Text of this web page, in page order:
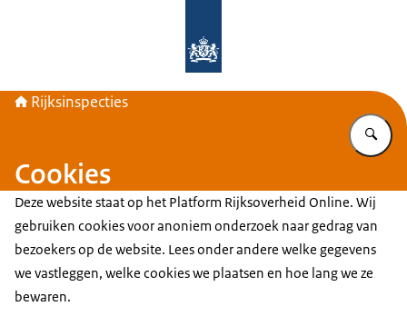
Rijksinspecties
Cookies
Deze website staat op het Platform Rijksoverheid Online. Wij
gebruiken cookies voor anoniem onderzoek naar gedrag van
bezoekers op de website. Lees onder andere welke gegevens
we vastleggen, welke cookies we plaatsen en hoe lang we ze
bewaren.